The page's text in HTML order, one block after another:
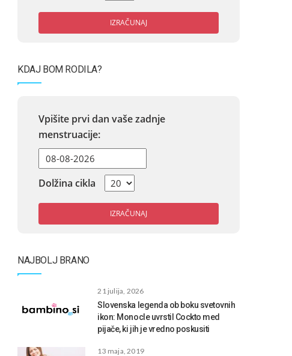
IZRAČUNAJ
KDAJ BOM RODILA?
Vpišite prvi dan vaše zadnje
menstruacije:
Dolžina cikla
IZRAČUNAJ
NAJBOLJ BRANO
21 julija, 2026
Slovenska legenda ob boku svetovnih
ikon: Monocle uvrstil Cockto med
pijače, ki jih je vredno poskusiti
13 maja, 2019